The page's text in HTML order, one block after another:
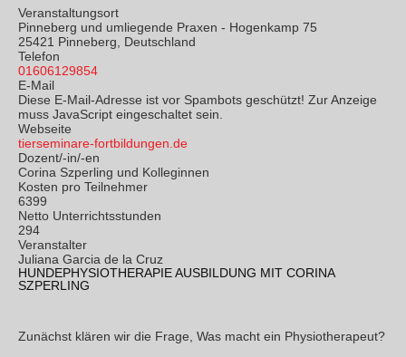
Veranstaltungsort
Pinneberg und umliegende Praxen - Hogenkamp 75
25421 Pinneberg, Deutschland
Telefon
01606129854
E-Mail
Diese E-Mail-Adresse ist vor Spambots geschützt! Zur Anzeige
muss JavaScript eingeschaltet sein.
Webseite
tierseminare-fortbildungen.de
Dozent/-in/-en
Corina Szperling und Kolleginnen
Kosten pro Teilnehmer
6399
Netto Unterrichtsstunden
294
Veranstalter
Juliana Garcia de la Cruz
HUNDEPHYSIOTHERAPIE AUSBILDUNG MIT CORINA
SZPERLING
Zunächst klären wir die Frage, Was macht ein Physiotherapeut?